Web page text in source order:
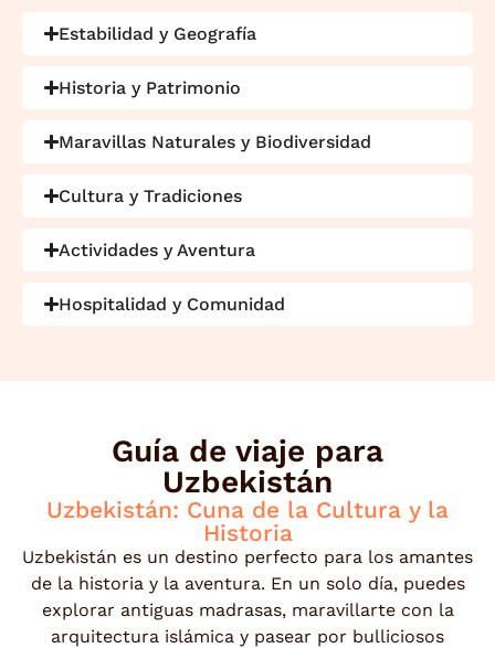
Estabilidad y Geografía
Historia y Patrimonio
Maravillas Naturales y Biodiversidad
Cultura y Tradiciones
Actividades y Aventura
Hospitalidad y Comunidad
Guía de viaje para
Uzbekistán
Uzbekistán: Cuna de la Cultura y la
Historia
Uzbekistán es un destino perfecto para los amantes
de la historia y la aventura. En un solo día, puedes
explorar antiguas madrasas, maravillarte con la
arquitectura islámica y pasear por bulliciosos